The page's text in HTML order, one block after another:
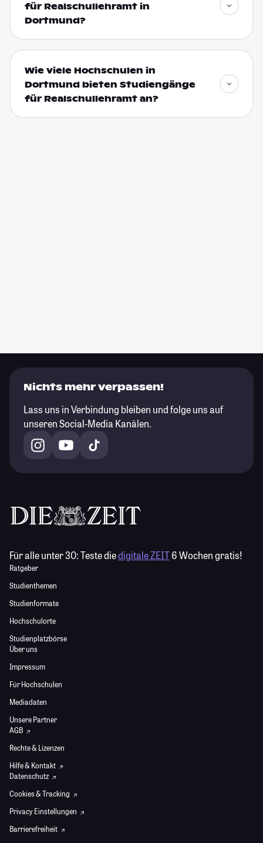
für Realschullehramt in
Dortmund?
Wie viele Hochschulen in
Dortmund bieten Studiengänge
für Realschullehramt an?
Nichts mehr verpassen!
Lass uns in Verbindung bleiben und folge uns auf
unseren Social-Media Kanälen.
Für alle unter 30:Teste diedigitale ZEIT6 Wochen gratis!
Ratgeber
Studienthemen
Studienformate
Hochschulorte
Studienplatzbörse
Über uns
Impressum
Für Hochschulen
Mediadaten
Unsere Partner
AGB
Rechte & Lizenzen
Hilfe & Kontakt
Datenschutz
Cookies & Tracking
Privacy Einstellungen
Barrierefreiheit